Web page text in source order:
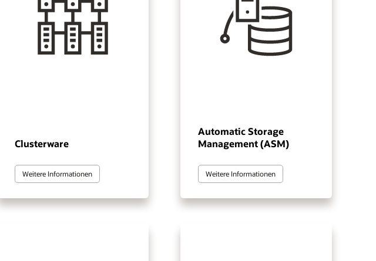
Clusterware
Weitere Informationen
Automatic Storage
Management (ASM)
Weitere Informationen